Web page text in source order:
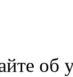
об